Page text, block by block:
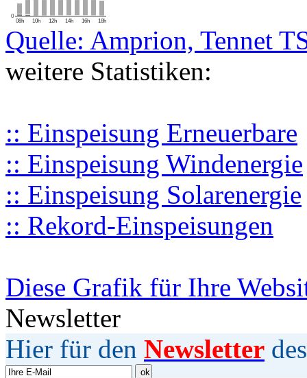
08h 10h 12h 14h 16h 18h
0
Quelle: Amprion, Tennet
weitere Statistiken:
:: Einspeisung Erneuerbare
:: Einspeisung Windenergie
:: Einspeisung Solarenergie
:: Rekord-Einspeisungen
Diese Grafik für Ihre
Newsletter
Hier für den Newsletter